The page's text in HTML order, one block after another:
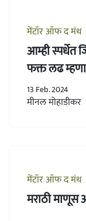
मेंटॉर ऑफ द मंथ
आम्ही स्पर्धेत
फक्त लढ
13 Feb. 2024
मीनल मोहाडीकर
मेंटॉर ऑफ द मंथ
मराठी माणूस